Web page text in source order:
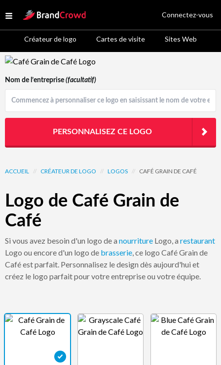
Open menu
Site Logo
Créateur de logo Cartes de visite Sites Web
Connectez-vous
Logo Template Preview
ACCUEIL // CRÉATEUR DE LOGO // LOGOS // CAFÉ GRAIN DE CAFÉ
Logo de Café Grain de
Café
Si vous avez besoin d'un logo de a nourriture Logo, a restaurant
Logo ou encore d'un logo de brasserie, ce logo Café Grain de
Café est parfait. Personnalisez le design dès aujourd'hui et
créez le logo parfait pour votre entreprise ou votre équipe.
Nom de l’entreprise (facultatif)
PERSONNALISEZ CE LOGO